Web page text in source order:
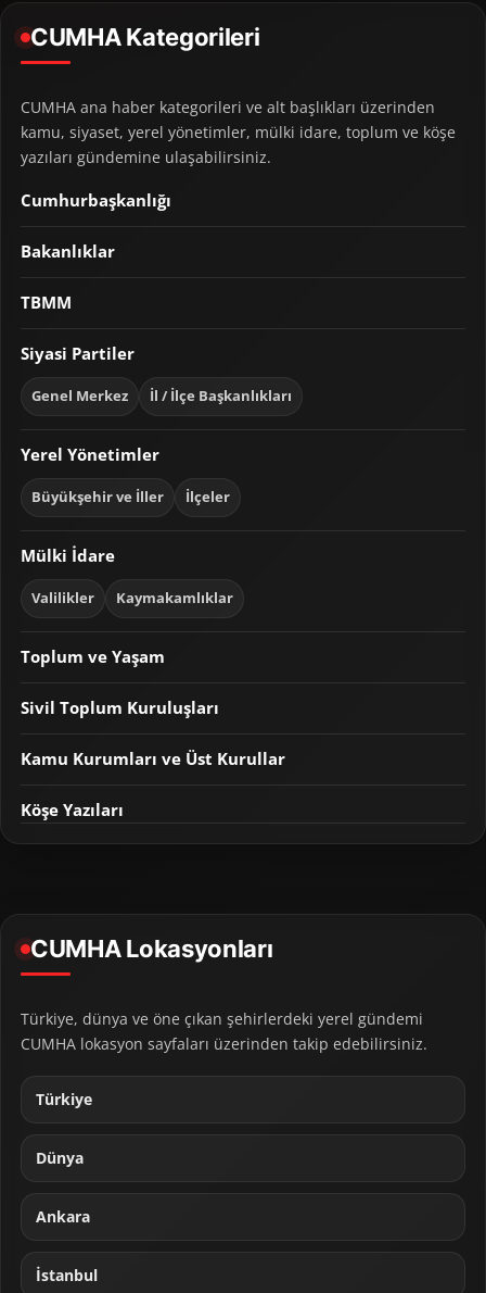
CUMHA Kategorileri
CUMHA ana haber kategorileri ve alt başlıkları üzerinden
kamu, siyaset, yerel yönetimler, mülki idare, toplum ve köşe
yazıları gündemine ulaşabilirsiniz.
Cumhurbaşkanlığı
Bakanlıklar
TBMM
Siyasi Partiler
Genel Merkez İl / İlçe Başkanlıkları
Yerel Yönetimler
Büyükşehir ve İller İlçeler
Mülki İdare
Valilikler Kaymakamlıklar
Toplum ve Yaşam
Sivil Toplum Kuruluşları
Kamu Kurumları ve Üst Kurullar
Köşe Yazıları
CUMHA Lokasyonları
Türkiye, dünya ve öne çıkan şehirlerdeki yerel gündemi
CUMHA lokasyon sayfaları üzerinden takip edebilirsiniz.
Türkiye
Dünya
Ankara
İstanbul